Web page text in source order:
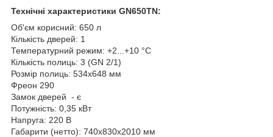
Технічні характеристики GN650TN:
Об'єм корисний: 650 л
Кількість дверей: 1
Температурний режим: +2...+10 °C
Кількість полиць: 3 (GN 2/1)
Розмір полиць: 534х648 мм
Фреон 290
Замок дверей - є
Потужність: 0,35 кВт
Напруга: 220 В
Габарити (нетто): 740x830x2010 мм